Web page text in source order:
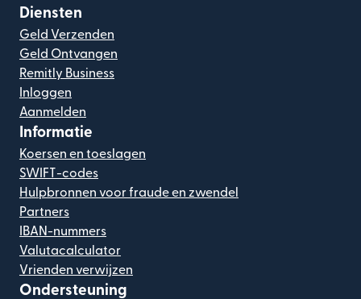
Diensten
Geld Verzenden
Geld Ontvangen
Remitly Business
Inloggen
Aanmelden
Informatie
Koersen en toeslagen
SWIFT-codes
Hulpbronnen voor fraude en zwendel
Partners
IBAN-nummers
Valutacalculator
Vrienden verwijzen
Ondersteuning